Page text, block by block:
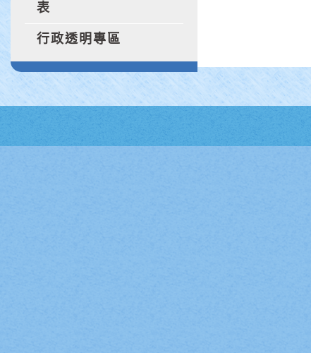
表
行政透明專區